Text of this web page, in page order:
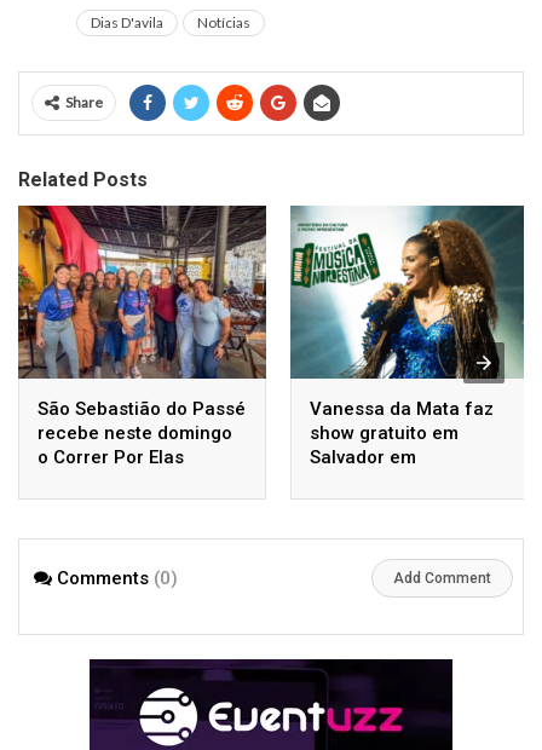
Dias D'avila Notícias
Share
Related Posts
São Sebastião do Passé
recebe neste domingo
o Correr Por Elas
Vanessa da Mata faz
show gratuito em
Salvador em
Gonzaga
Comments (0) Add Comment